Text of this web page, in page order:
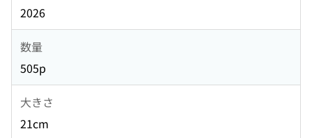
2026
数量
505p
大きさ
21cm